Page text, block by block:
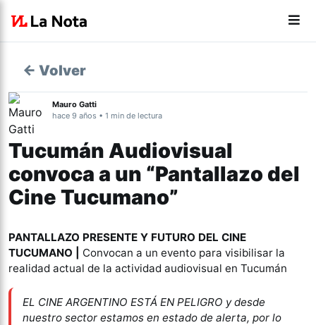
← Volver
Mauro Gatti
hace 9 años • 1 min de lectura
Tucumán Audiovisual
convoca a un “Pantallazo del
Cine Tucumano”
PANTALLAZO PRESENTE Y FUTURO DEL CINE
TUCUMANO | Convocan a un evento para visibilisar la
realidad actual de la actividad audiovisual en Tucumán
EL CINE ARGENTINO ESTÁ EN PELIGRO y desde
nuestro sector estamos en estado de alerta, por lo